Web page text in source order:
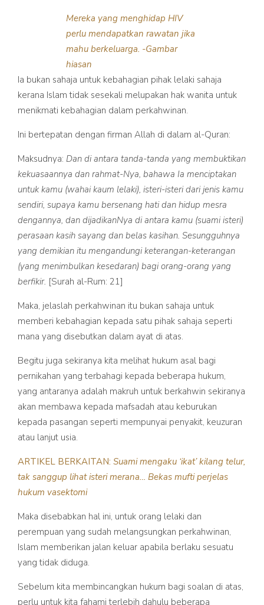
Mereka yang menghidap HIV
perlu mendapatkan rawatan jika
mahu berkeluarga. -Gambar
hiasan
Ia bukan sahaja untuk kebahagian pihak lelaki sahaja
kerana Islam tidak sesekali melupakan hak wanita untuk
menikmati kebahagian dalam perkahwinan.
Ini bertepatan dengan firman Allah di dalam al-Quran:
Maksudnya: Dan di antara tanda-tanda yang membuktikan
kekuasaannya dan rahmat-Nya, bahawa Ia menciptakan
untuk kamu (wahai kaum lelaki), isteri-isteri dari jenis kamu
sendiri, supaya kamu bersenang hati dan hidup mesra
dengannya, dan dijadikanNya di antara kamu (suami isteri)
perasaan kasih sayang dan belas kasihan. Sesungguhnya
yang demikian itu mengandungi keterangan-keterangan
(yang menimbulkan kesedaran) bagi orang-orang yang
berfikir. [Surah al-Rum: 21]
Maka, jelaslah perkahwinan itu bukan sahaja untuk
memberi kebahagian kepada satu pihak sahaja seperti
mana yang disebutkan dalam ayat di atas.
Begitu juga sekiranya kita melihat hukum asal bagi
pernikahan yang terbahagi kepada beberapa hukum,
yang antaranya adalah makruh untuk berkahwin sekiranya
akan membawa kepada mafsadah atau keburukan
kepada pasangan seperti mempunyai penyakit, keuzuran
atau lanjut usia.
ARTIKEL BERKAITAN: Suami mengaku ‘ikat’ kilang telur,
tak sanggup lihat isteri merana… Bekas mufti perjelas
hukum vasektomi
Maka disebabkan hal ini, untuk orang lelaki dan
perempuan yang sudah melangsungkan perkahwinan,
Islam memberikan jalan keluar apabila berlaku sesuatu
yang tidak diduga.
Sebelum kita membincangkan hukum bagi soalan di atas,
perlu untuk kita fahami terlebih dahulu beberapa